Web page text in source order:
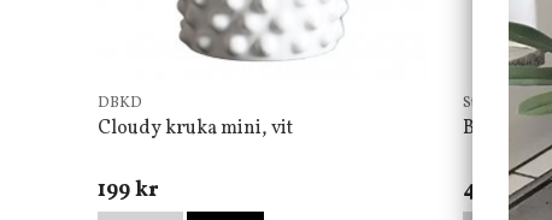
DBKD
Cloudy kruka mini, vit
199 kr
Star Trading
499 kr